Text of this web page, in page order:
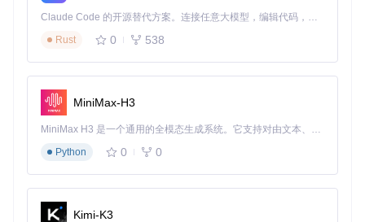
Claude Code 的开源替代方案。连接任意大模型，编辑代码，运行命令，自动验证 — 全自动执行。用 Rust 构建，极致性能。 ｜ An open-source alternative to Claude Code. Connect any LLM, edit code, run commands, and verify changes — autonomously. Built in Rust for speed. Get Started
Rust
0 538
MiniMax-H3
MiniMax H3 是一个通用的全模态生成系统。它支持对由文本、图像、视频和音频组成的多模态上下文进行统一理解，并能生成分辨率高达 2K、时长可达 15 秒的带原生立体声音频的视频。得益于面向任务泛化的系统设计，H3 在预训练阶段就已具备广泛的多模态上下文理解与生成能力，能够出色地执行复杂的多模态指令。
Python
0 0
Kimi-K3